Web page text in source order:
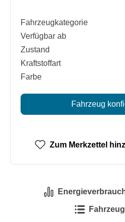
Fahrzeugkategorie
Verfügbar ab
Zustand
Kraftstoffart
Farbe
Fahrzeug
Zum Merkzettel